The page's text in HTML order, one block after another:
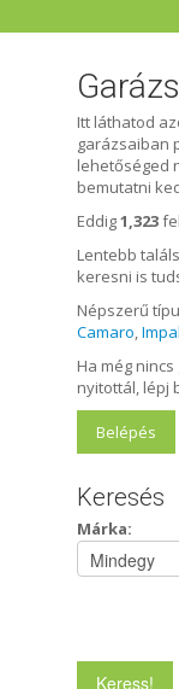
Garázs
Itt láthatod
garázsaiban
lehetőséged
bemutatni
Eddig1,323
Lentebb
keresni is
Népszerű
Camaro
Ha még
nyitottál, lépj
Belépés
Keresés
Márka: